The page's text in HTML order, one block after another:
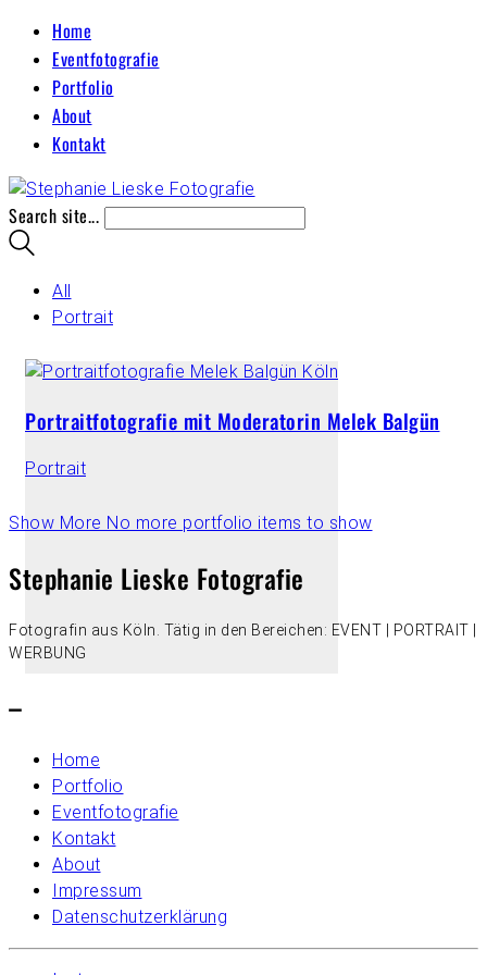
Home
Eventfotografie
Portfolio
About
Kontakt
Search site...
All
Portrait
Portraitfotografie mit Moderatorin Melek Balgün
Portrait
Show More No more portfolio items to show
Stephanie Lieske Fotografie
Fotografin aus Köln. Tätig in den Bereichen: EVENT | PORTRAIT |
WERBUNG
–
Home
Portfolio
Eventfotografie
Kontakt
About
Impressum
Datenschutzerklärung